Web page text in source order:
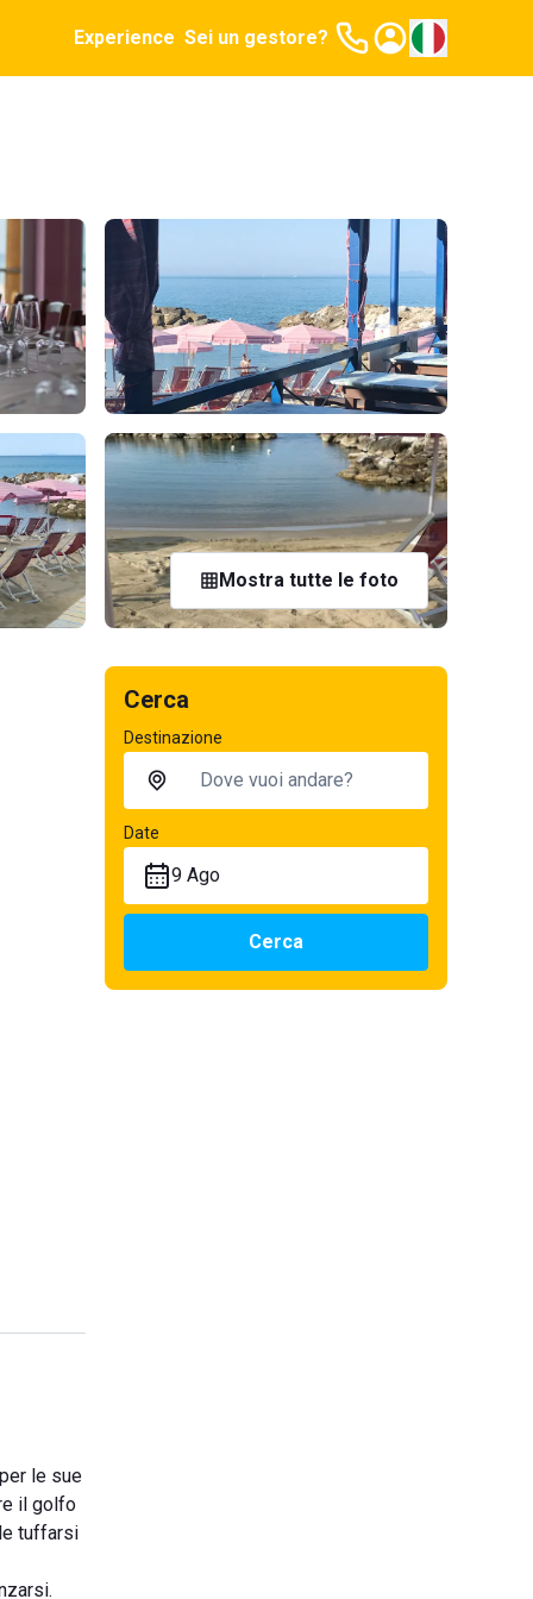
Experience Sei un gestore?
Mostra tutte le foto
le sue
il golfo
tuffarsi
Cerca
Destinazione
Date
9 Ago
Cerca